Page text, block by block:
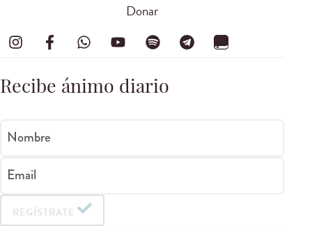
Donar
Recibe ánimo diario
Nombre
Email
REGÍSTRATE